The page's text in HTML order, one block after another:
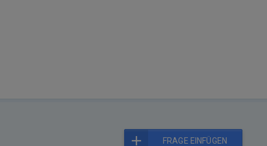
FRAGE EINFÜGEN